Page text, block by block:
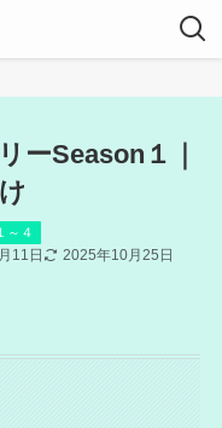
ーSeason１｜
～４
11日 2025年10月25日